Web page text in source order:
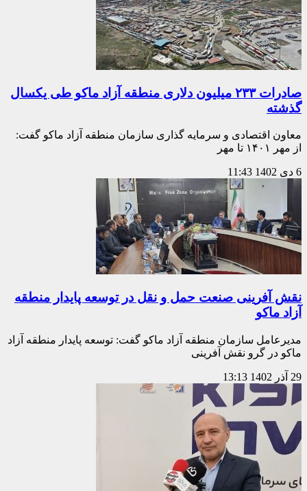
صادرات ۲۳۳ میلیون دلاری منطقه آزاد ماکو طی یکسال
گذشته
معاون اقتصادی و سرمایه گذاری سازمان منطقه آزاد ماکو گفت:
از مهر ۱۴۰۱ تا مهر
6 دی 1402 11:43
نقش آفرینی صنعت حمل و نقل در توسعه پایدار منطقه
آزاد ماکو
مدیرعامل سازمان منطقه آزاد ماکو گفت: توسعه پایدار منطقه آزاد
ماکو در گرو نقش آفرینی
29 آذر 1402 13:13